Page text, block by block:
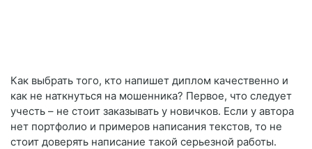
Как выбрать того, кто напишет диплом качественно и
как не наткнуться на мошенника? Первое, что следует
учесть – не стоит заказывать у новичков. Если у автора
нет портфолио и примеров написания текстов, то не
стоит доверять написание такой серьезной работы.